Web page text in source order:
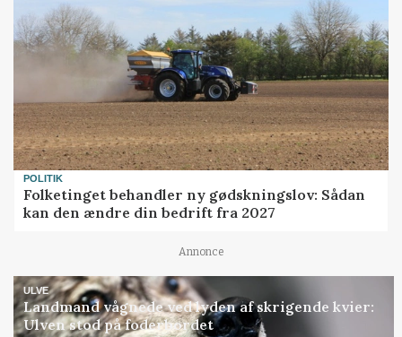
POLITIK
Folketinget behandler ny gødskningslov: Sådan
kan den ændre din bedrift fra 2027
Annonce
ULVE
Landmand vågnede ved lyden af skrigende kvier:
Ulven stod på foderbordet